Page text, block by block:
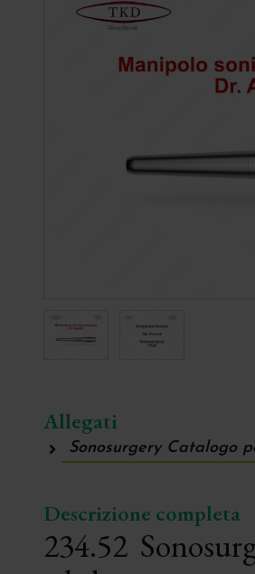
Allegati
Sonosurgery Catalogo
Descrizione completa
234.52